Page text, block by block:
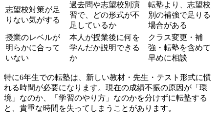
志望校対策が足
りない気がする
過去問や志望校別演
習で、どの形式が不
足しているか
転塾より、志望校
別の補強で足りる
場合がある
授業のレベルが
明らかに合って
いない
本人が授業後に何を
学んだか説明できる
か
クラス変更・補
強・転塾を含めて
早めに相談
特に6年生での転塾は、新しい教材・先生・テスト形式に慣
れる時間が必要になります。現在の成績不振の原因が「環
境」なのか、「学習のやり方」なのかを分けずに転塾する
と、貴重な時間を失ってしまうことがあります。